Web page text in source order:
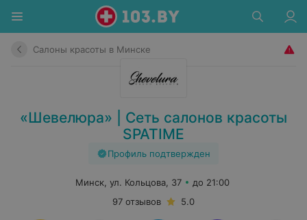
Салоны красоты в Минске
«Шевелюра» | Сеть салонов красоты
SPATIME
Профиль подтвержден
Минск, ул. Кольцова, 37
до 21:00
97 отзывов
5.0